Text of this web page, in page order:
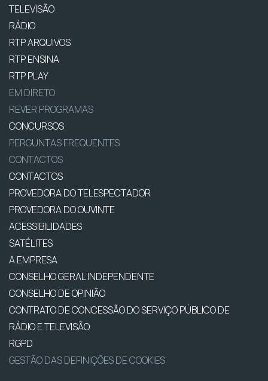
TELEVISÃO
RÁDIO
RTP ARQUIVOS
RTP ENSINA
RTP PLAY
EM DIRETO
REVER PROGRAMAS
CONCURSOS
PERGUNTAS FREQUENTES
CONTACTOS
CONTACTOS
PROVEDORA DO TELESPECTADOR
PROVEDORA DO OUVINTE
ACESSIBILIDADES
SATÉLITES
A EMPRESA
CONSELHO GERAL INDEPENDENTE
CONSELHO DE OPINIÃO
CONTRATO DE CONCESSÃO DO SERVIÇO PÚBLICO DE
RÁDIO E TELEVISÃO
RGPD
GESTÃO DAS DEFINIÇÕES DE COOKIES